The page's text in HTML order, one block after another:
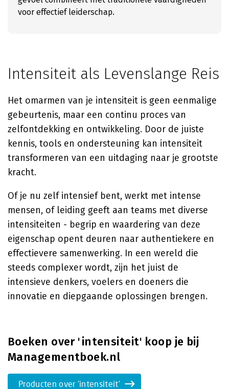
voor effectief leiderschap.
Intensiteit als Levenslange Reis
Het omarmen van je intensiteit is geen eenmalige
gebeurtenis, maar een continu proces van
zelfontdekking en ontwikkeling. Door de juiste
kennis, tools en ondersteuning kan intensiteit
transformeren van een uitdaging naar je grootste
kracht.
Of je nu zelf intensief bent, werkt met intense
mensen, of leiding geeft aan teams met diverse
intensiteiten - begrip en waardering van deze
eigenschap opent deuren naar authentiekere en
effectievere samenwerking. In een wereld die
steeds complexer wordt, zijn het juist de
intensieve denkers, voelers en doeners die
innovatie en diepgaande oplossingen brengen.
Boeken over 'intensiteit' koop je bij
Managementboek.nl
Producten over 'intensiteit'